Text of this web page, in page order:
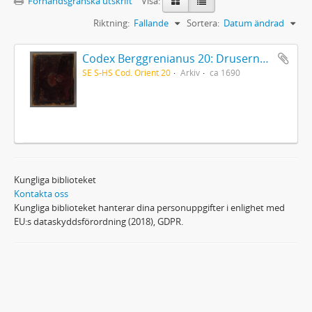
Sortera: Datum ändrad
Riktning: Fallande
Codex Berggrenianus 20: Drusernas på Libanon heliga bok
SE S-HS Cod. Orient 20 Arkiv ca 1690
Kungliga biblioteket
Kontakta oss
Kungliga biblioteket hanterar dina personuppgifter i enlighet med
EU:s dataskyddsförordning (2018), GDPR.